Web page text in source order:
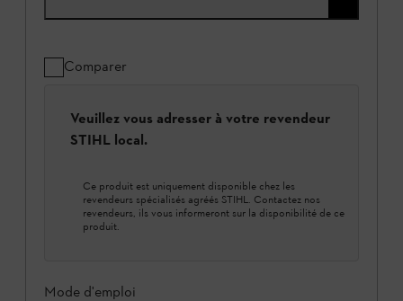
Comparer
Veuillez vous adresser à votre revendeur
STIHL local.
Ce produit est uniquement disponible chez les
revendeurs spécialisés agréés STIHL. Contactez nos
revendeurs, ils vous informeront sur la disponibilité de ce
produit.
Mode d'emploi